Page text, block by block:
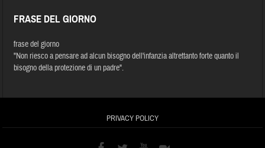
FRASE DEL GIORNO
frase del giorno
"Non riesco a pensare ad alcun bisogno dell'infanzia altrettanto forte quanto il
bisogno della protezione di un padre".
PRIVACY POLICY